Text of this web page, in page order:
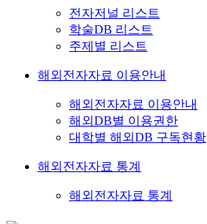
전자저널 리스트
학술DB 리스트
주제별 리스트
해외전자자료 이용안내
해외전자자료 이용안내
해외DB별 이용권한
대학별 해외DB 구독현황
해외전자자료 통계
해외전자자료 통계